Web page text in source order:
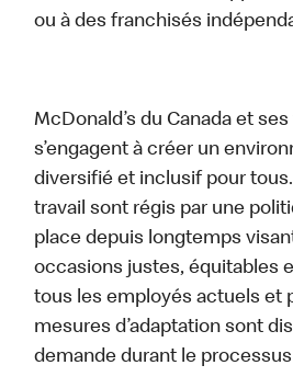
ou à des franchisés
McDonald’s du Canada et
s’engagent à créer un
diversifié et inclusif pour
travail sont régis par une
place depuis longtemps
occasions justes, équitables
tous les employés actuels et
mesures d’adaptation sont
demande durant le